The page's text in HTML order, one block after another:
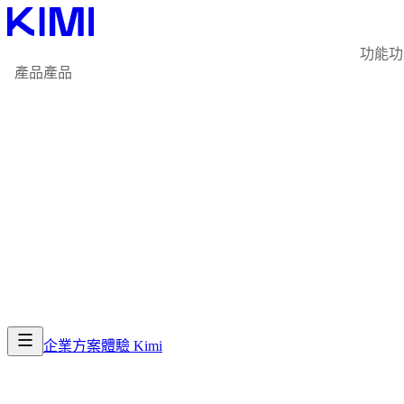
產品產品
功能
企業方案體驗 Kimi